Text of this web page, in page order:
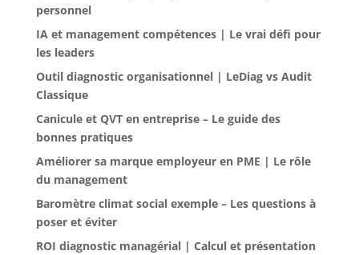
personnel
IA et management compétences | Le vrai défi pour
les leaders
Outil diagnostic organisationnel | LeDiag vs Audit
Classique
Canicule et QVT en entreprise – Le guide des
bonnes pratiques
Améliorer sa marque employeur en PME | Le rôle
du management
Baromètre climat social exemple – Les questions à
poser et éviter
ROI diagnostic managérial | Calcul et présentation